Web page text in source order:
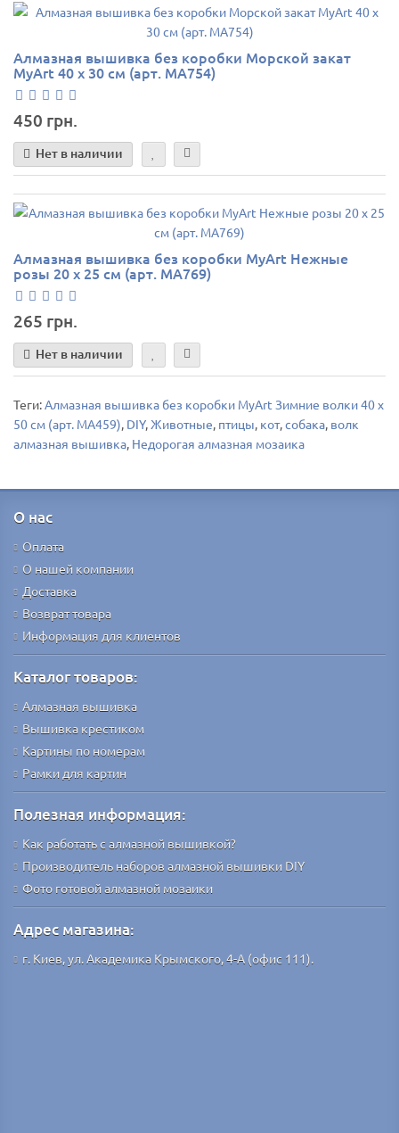
Алмазная вышивка без коробки Морской закат
MyArt 40 х 30 см (арт. MA754)
450 грн.
Нет в наличии
Алмазная вышивка без коробки MyArt Нежные
розы 20 х 25 см (арт. MA769)
265 грн.
Нет в наличии
Теги:Алмазная вышивка без коробки MyArt Зимние волки 40 х
50 см (арт. MA459), DIY, Животные, птицы, кот,собака, волк
алмазная вышивка, Недорогая алмазная мозаика
О нас
Оплата
О нашей компании
Доставка
Возврат товара
Информация для клиентов
Каталог товаров:
Алмазная вышивка
Вышивка крестиком
Картины по номерам
Рамки для картин
Полезная информация:
Как работать с алмазной вышивкой?
Производитель наборов алмазной вышивки DIY
Фото готовой алмазной мозаики
Адрес магазина:
г. Киев, ул. Академика Крымского, 4-А (офис 111).